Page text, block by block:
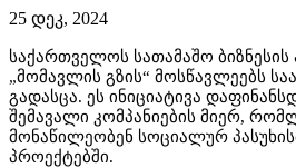
25 დეკ, 2024
საქართველოს სათამაშო
„მომავლის გზის“ მოსწავლეებს
გადასცა. ეს ინიციატივა
შემავალი კომპანიების მიერ,
მონაწილეობენ სოციალურ
პროექტებში.